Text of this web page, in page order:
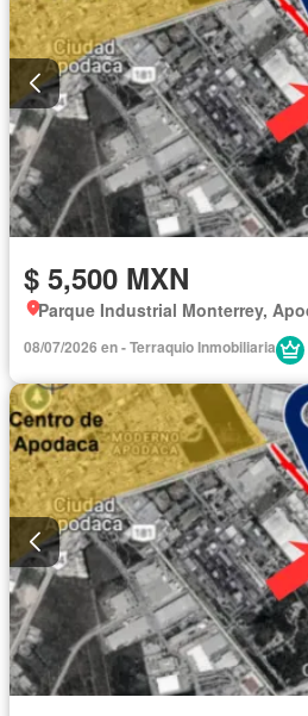
$ 5,500 MXN
Parque Industrial Monterrey,
08/07/2026 en - Terraquio Inmobiliaria